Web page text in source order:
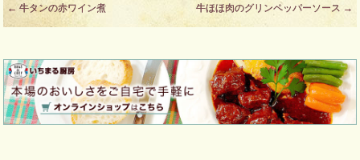
Post
navigation
← 牛タンの赤ワイン煮 牛ほほ肉のグリンペッパーソース →